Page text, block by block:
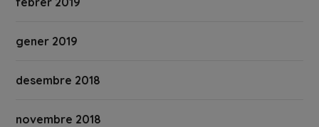
gener 2019
desembre 2018
novembre 2018